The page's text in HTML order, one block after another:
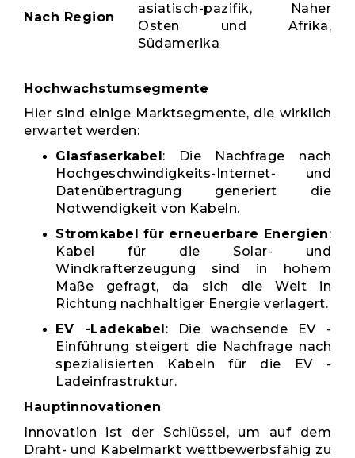
Nach Region
asiatisch-pazifik, Naher
Osten und Afrika,
Südamerika
Hochwachstumsegmente
Hier sind einige Marktsegmente, die wirklich
erwartet werden:
Glasfaserkabel: Die Nachfrage nach
Hochgeschwindigkeits-Internet- und
Datenübertragung generiert die
Notwendigkeit von Kabeln.
Stromkabel für erneuerbare Energien:
Kabel für die Solar- und
Windkrafterzeugung sind in hohem
Maße gefragt, da sich die Welt in
Richtung nachhaltiger Energie verlagert.
EV -Ladekabel: Die wachsende EV -
Einführung steigert die Nachfrage nach
spezialisierten Kabeln für die EV -
Ladeinfrastruktur.
Hauptinnovationen
Innovation ist der Schlüssel, um auf dem
Draht- und Kabelmarkt wettbewerbsfähig zu